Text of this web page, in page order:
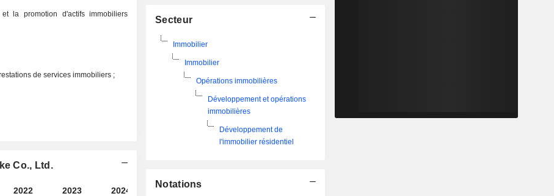
la promotion d'actifs immobiliers
de services immobiliers ;
Co., Ltd.
2022
2023
2024
2025
Secteur
Immobilier
Immobilier
Opérations immobilières
Développement et opérations
immobilières
Développement de
l'immobilier résidentiel
Notations